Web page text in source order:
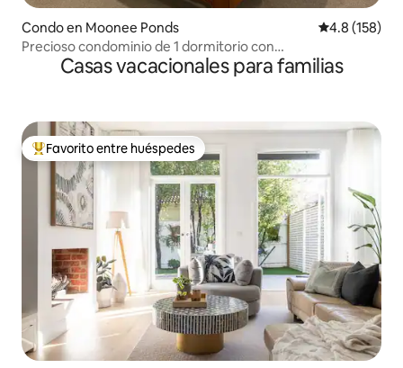
Condo en Moonee Ponds Calificación
4.8 (158)
Precioso condominio de 1 dormitorio con
estacionamiento gratuito y vista a la ciudad
Casas vacacionales para familias
Favorito entre huéspedes preferido
Favorito entre huéspedes